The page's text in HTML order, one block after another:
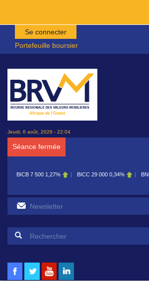
Aller au contenu principal
Se connecter
Portefeuille boursier
Jeudi, 6 août, 2026 - 22:04
Séance fermée
7 500 1,27% BICC 29 000 0,34% BNBC 1
Formulaire de